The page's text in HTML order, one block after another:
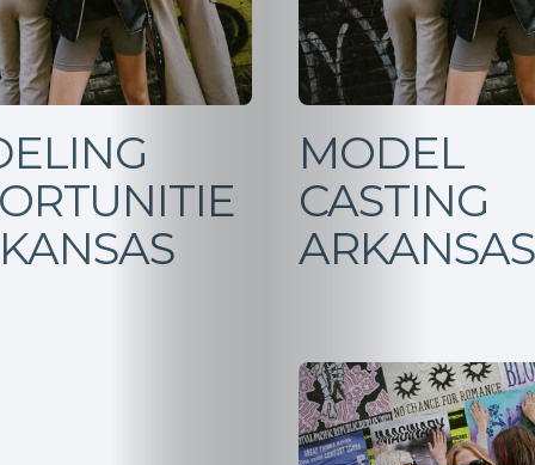
MODEL
CASTING
ARKANSAS